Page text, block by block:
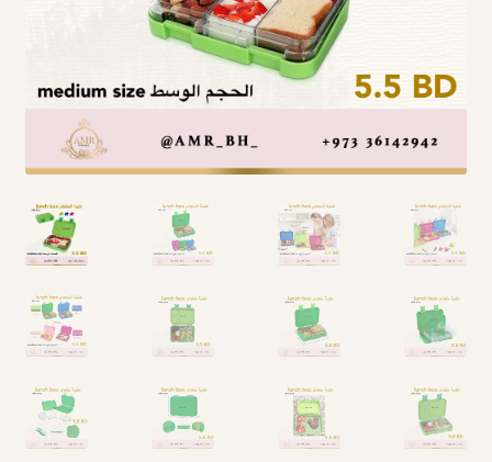
Arabic Language اللغة العربية
National Day العيد الوطني
STATIONARY القرطاسية
Birthdays أعياد الميلاد
Organizers قسم التنظيم
Hair Accessories اكسسوارات الشعر